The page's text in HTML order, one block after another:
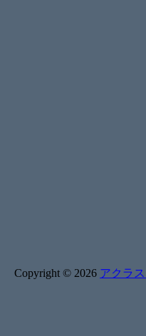
Copyright © 2026 アクラ